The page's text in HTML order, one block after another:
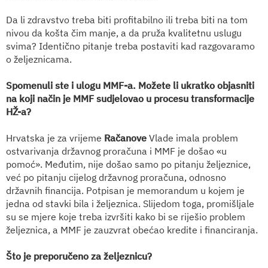
Da li zdravstvo treba biti profitabilno ili treba biti na tom
nivou da košta čim manje, a da pruža kvalitetnu uslugu
svima? Identično pitanje treba postaviti kad razgovaramo
o željeznicama.
Spomenuli ste i ulogu MMF-a. Možete li ukratko objasniti
na koji način je MMF sudjelovao u procesu transformacije
HŽ-a?
Hrvatska je za vrijeme Račanove Vlade imala problem
ostvarivanja državnog proračuna i MMF je došao «u
pomoć». Međutim, nije došao samo po pitanju željeznice,
već po pitanju cijelog državnog proračuna, odnosno
državnih financija. Potpisan je memorandum u kojem je
jedna od stavki bila i željeznica. Slijedom toga, promišljale
su se mjere koje treba izvršiti kako bi se riješio problem
željeznica, a MMF je zauzvrat obećao kredite i financiranja.
Što je preporučeno za željeznicu?